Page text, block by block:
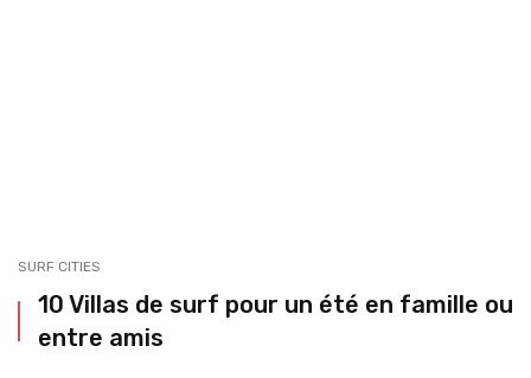
SURF CITIES
10 Villas de surf pour un été en famille ou
entre amis